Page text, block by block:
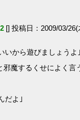
[] 投稿日：2009/03/
いから遊びましょうよ｣
魔するくせによく言
だよ｣